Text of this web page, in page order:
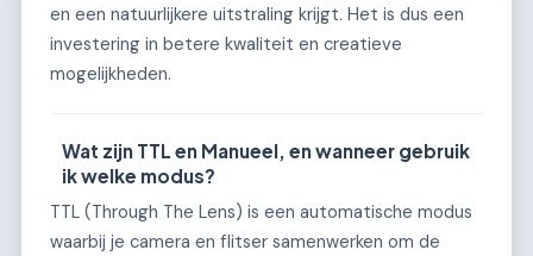
en een natuurlijkere uitstraling krijgt. Het is dus een
investering in betere kwaliteit en creatieve
mogelijkheden.
Wat zijn TTL en Manueel, en wanneer gebruik
ik welke modus?
TTL (Through The Lens) is een automatische modus
waarbij je camera en flitser samenwerken om de